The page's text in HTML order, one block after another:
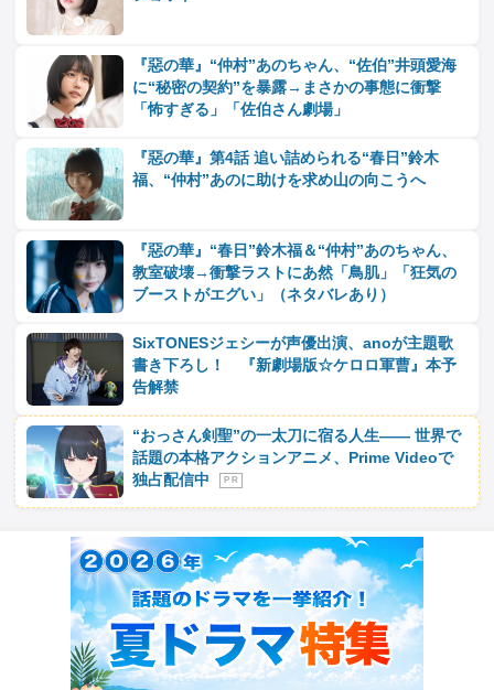
『惡の華』“仲村”あのちゃん、“佐伯”井頭愛海
に“秘密の契約”を暴露→まさかの事態に衝撃
「怖すぎる」「佐伯さん劇場」
『惡の華』第4話 追い詰められる“春日”鈴木
福、“仲村”あのに助けを求め山の向こうへ
『惡の華』“春日”鈴木福＆“仲村”あのちゃん、
教室破壊→衝撃ラストにあ然「鳥肌」「狂気の
ブーストがエグい」（ネタバレあり）
SixTONESジェシーが声優出演、anoが主題歌
書き下ろし！ 『新劇場版☆ケロロ軍曹』本予
告解禁
“おっさん剣聖”の一太刀に宿る人生―― 世界で
話題の本格アクションアニメ、Prime Videoで
独占配信中
P R